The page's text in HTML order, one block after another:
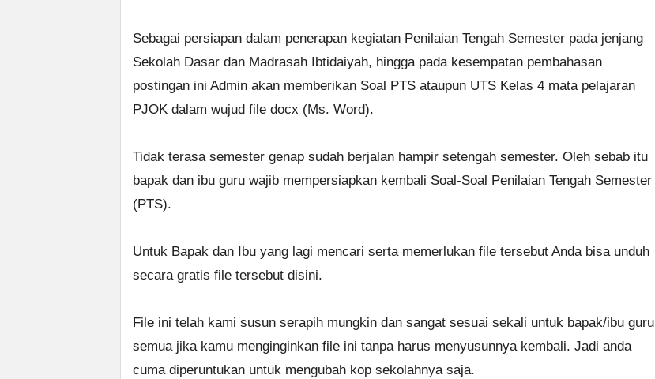
Sebagai persiapan dalam penerapan kegiatan Penilaian Tengah Semester pada jenjang
Sekolah Dasar dan Madrasah Ibtidaiyah, hingga pada kesempatan pembahasan
postingan ini Admin akan memberikan Soal PTS ataupun UTS Kelas 4 mata pelajaran
PJOK dalam wujud file docx (Ms. Word).
Tidak terasa semester genap sudah berjalan hampir setengah semester. Oleh sebab itu
bapak dan ibu guru wajib mempersiapkan kembali Soal-Soal Penilaian Tengah Semester
(PTS).
Untuk Bapak dan Ibu yang lagi mencari serta memerlukan file tersebut Anda bisa unduh
secara gratis file tersebut disini.
File ini telah kami susun serapih mungkin dan sangat sesuai sekali untuk bapak/ibu guru
semua jika kamu menginginkan file ini tanpa harus menyusunnya kembali. Jadi anda
cuma diperuntukan untuk mengubah kop sekolahnya saja.